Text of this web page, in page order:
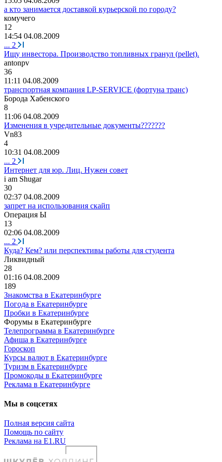
а кто занимается доставкой курьерской по городу?
комучего
12
14:54 04.08.2009
... 2
Ищу инвестора. Производство топливных гранул (pellet).
antonpv
36
11:11 04.08.2009
транспортная компания LP-SERVICE (фортуна транс)
Борода Хабенского
8
11:06 04.08.2009
Изменения в учредительные документы???????
Vn83
4
10:31 04.08.2009
... 2
Интернет для юр. Лиц. Нужен совет
i am Shugar
30
02:37 04.08.2009
запрет на использования скайп
Операция Ы
13
02:06 04.08.2009
... 2
Куда? Кем? или перспективы работы для студента
Ликвидный
28
01:16 04.08.2009
189
Знакомства в Екатеринбурге
Погода в Екатеринбурге
Пробки в Екатеринбурге
Форумы в Екатеринбурге
Телепрограмма в Екатеринбурге
Афиша в Екатеринбурге
Гороскоп
Курсы валют в Екатеринбурге
Туризм в Екатеринбурге
Промокоды в Екатеринбурге
Реклама в Екатеринбурге
Мы в соцсетях
Полная версия сайта
Помощь по сайту
Реклама на E1.RU